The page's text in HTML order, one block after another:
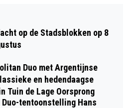
CHAT
TOT
UITGAAN
op de Stadsblokken op 8
Duo met Argentijnse
en hedendaagse
Tuin de Lage Oorsprong
Duo-tentoonstelling Hans